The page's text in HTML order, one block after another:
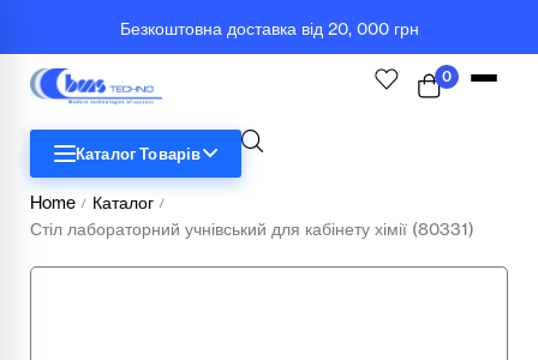
Безкоштовна доставка від 20, 000 грн
0
Каталог Товарів
STEM
Home / Каталог /
Стіл лабораторний учнівський для кабінету хімії (80331)